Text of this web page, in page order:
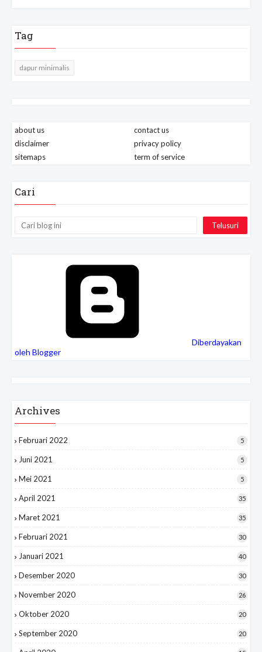
Tag
dapur minimalis
about us
contact us
disclaimer
privacy policy
sitemaps
term of service
Cari
Diberdayakan
oleh Blogger
Archives
Februari 2022 5
Juni 2021 5
Mei 2021 5
April 2021 35
Maret 2021 35
Februari 2021 30
Januari 2021 40
Desember 2020 30
November 2020 26
Oktober 2020 20
September 2020 20